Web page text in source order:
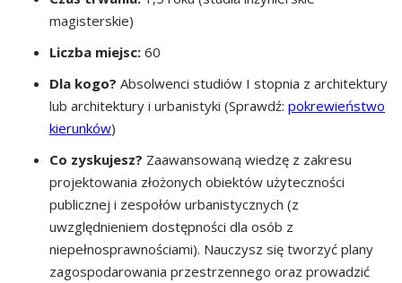
magisterskie)
Liczba miejsc: 60
Dla kogo? Absolwenci studiów I stopnia z architektury
lub architektury i urbanistyki (Sprawdź: pokrewieństwo
kierunków)
Co zyskujesz? Zaawansowaną wiedzę z zakresu
projektowania złożonych obiektów użyteczności
publicznej i zespołów urbanistycznych (z
uwzględnieniem dostępności dla osób z
niepełnosprawnościami). Nauczysz się tworzyć plany
zagospodarowania przestrzennego oraz prowadzić